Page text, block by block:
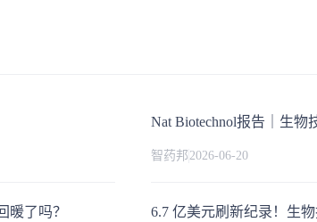
Nat Biotechnol报告｜生物
智药邦 2026-06-20
暖了吗？ 6.7 亿美元刷新纪录！生